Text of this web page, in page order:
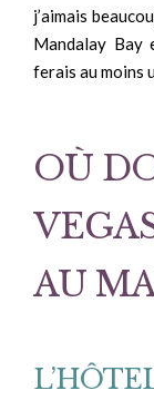
j’aimais
Mandalay Bay
ferais au moins
OÙ
AU